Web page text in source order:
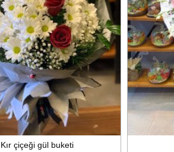
Kır çiçeği gül buketi